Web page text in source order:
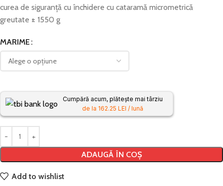
curea de siguranță cu închidere cu cataramă micrometrică
greutate ± 1550 g
MARIME
ADAUGĂ ÎN COȘ
Cumpără acum, plătește mai târziu
de la 162.25 LEI / lună
Add to wishlist